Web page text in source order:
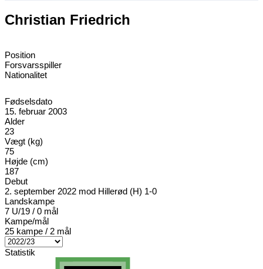
Christian Friedrich
Position
Forsvarsspiller
Nationalitet
Fødselsdato
15. februar 2003
Alder
23
Vægt (kg)
75
Højde (cm)
187
Debut
2. september 2022 mod Hillerød (H) 1-0
Landskampe
7 U/19 / 0 mål
Kampe/mål
25 kampe / 2 mål
Statistik